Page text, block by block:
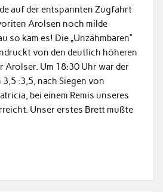
auf der entspannten Zugfahrt
Arolsen noch milde
so kam es! Die „Unzähmbaren“
von den deutlich höheren
Arolser. Um 18:30 Uhr war der
:3,5, nach Siegen von
bei einem Remis unseres
Unser erstes Brett mußte